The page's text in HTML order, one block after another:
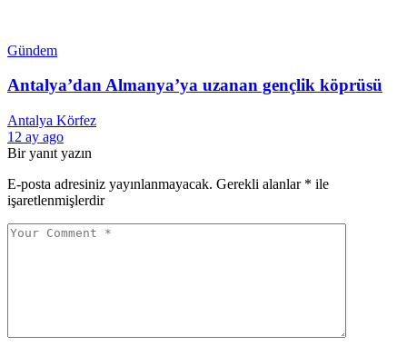
Gündem
Antalya’dan Almanya’ya uzanan gençlik köprüsü
Antalya Körfez
12 ay ago
Bir yanıt yazın
E-posta adresiniz yayınlanmayacak. Gerekli alanlar * ile
işaretlenmişlerdir